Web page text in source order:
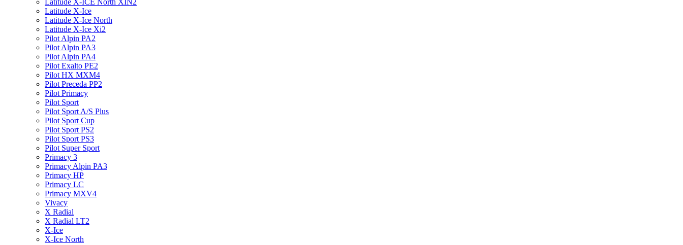
Latitude X-Ice
Latitude X-Ice North
Latitude X-Ice Xi2
Pilot Alpin PA2
Pilot Alpin PA3
Pilot Alpin PA4
Pilot Exalto PE2
Pilot HX MXM4
Pilot Preceda PP2
Pilot Primacy
Pilot Sport
Pilot Sport A/S Plus
Pilot Sport Cup
Pilot Sport PS2
Pilot Sport PS3
Pilot Super Sport
Primacy 3
Primacy Alpin PA3
Primacy HP
Primacy LC
Primacy MXV4
Vivacy
X Radial
X Radial LT2
X-Ice
X-Ice North